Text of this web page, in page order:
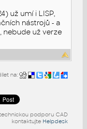
už umí i LISP,
nástrojů - a
nebude už verze
na:
podporu CAD
kontaktujte Helpdesk